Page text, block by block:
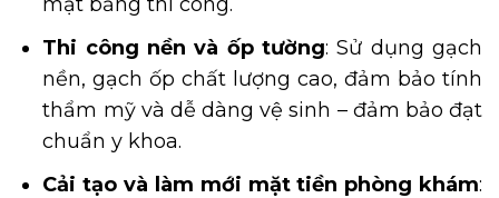
Thi công nền và ốp tường: Sử dụng gạch
nền, gạch ốp chất lượng cao, đảm bảo tính
thẩm mỹ và dễ dàng vệ sinh – đảm bảo đạt
chuẩn y khoa.
Cải tạo và làm mới mặt tiền phòng khám: